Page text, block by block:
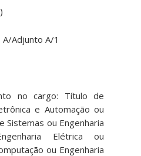
Adjunto A/1
no cargo: Título de
e Automação ou
Sistemas ou Engenharia
Elétrica ou
ou Engenharia